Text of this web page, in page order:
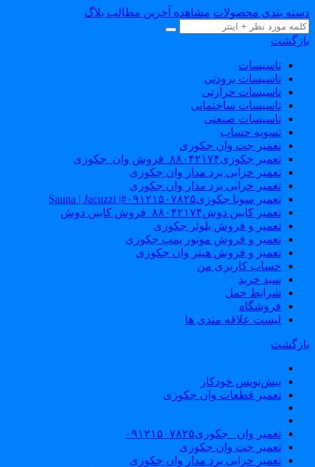
بندی محصولات مشاهده آخرین مطالب بلاگ
تاسیسات
تاسیسات برودتی
تاسیسات حرارتی
تاسیسات ساختمانی
تاسیسات صنعتی
تسویه حساب
تعمیر جت وان جکوزی
تعمیر جکوزی۸۸۰۴۲۱۷۴_فروش وان_جکوزی
تعمیر خرابی برد مدار وان جکوزی
تعمیر خرابی برد مدار وان جکوزی
تعمیر سونا جکوزی۰۹۱۲۱۵۰۷۸۲۵#| Sauna | Jacuzzi
تعمیر کابین دوش۸۸۰۴۲۱۷۴_فروش کابین دوش
تعمیر و فروش بلوئر جکوزی
تعمیر و فروش موتور پمپ جکوزی
تعمیر و فروش هیتر وان جکوزی
حساب کاربری من
سبد خرید
شرایط حمل
فروشگاه
لیست علاقه مندی ها
پیش‌نویس خودکار
تعمیر قطعات وان جکوزی
تعمیر وان _جکوزی۰۹۱۲۱۵۰۷۸۲۵
تعمیر جت وان جکوزی
تعمیر خرابی برد مدار وان جکوزی